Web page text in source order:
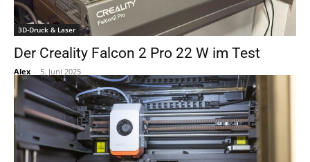
3D-Druck & Laser
Der Creality Falcon 2 Pro 22 W im Test
Alex - 5. Juni 2025